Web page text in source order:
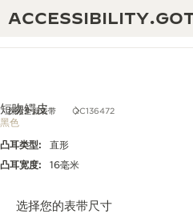
黄金比例水幕音乐秀
190余年
探索全新表带 QC136472
短吻鳄皮
黑色
凸耳类型:
直形
凸耳宽度:
16毫米
选择您的表带尺寸